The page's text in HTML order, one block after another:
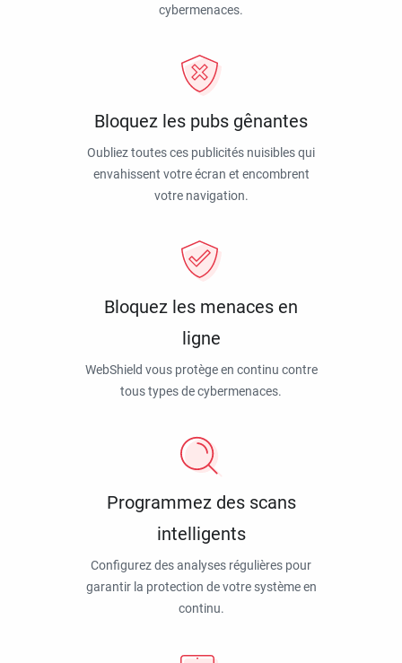
cybermenaces.
Bloquez les pubs gênantes
Oubliez toutes ces publicités nuisibles qui
envahissent votre écran et encombrent
votre navigation.
Bloquez les menaces en
ligne
WebShield vous protège en continu contre
tous types de cybermenaces.
Programmez des scans
intelligents
Configurez des analyses régulières pour
garantir la protection de votre système en
continu.